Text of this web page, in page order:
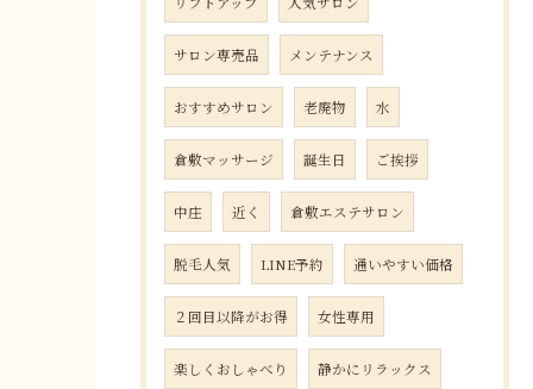
サロン専売品 メンテナンス
おすすめサロン 老廃物 水
倉敷マッサージ 誕生日 ご挨拶
中庄 近く 倉敷エステサロン
脱毛人気 LINE予約 通いやすい価格
２回目以降がお得 女性専用
楽しくおしゃべり 静かにリラックス